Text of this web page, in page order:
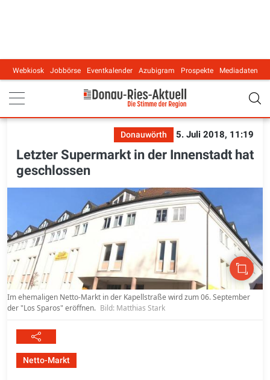
Main navigation
Webkiosk Jobbörse Eventkalender Azubigram Prospekte Mediadaten
Donauwörth 5. Juli 2018, 11:19
Letzter Supermarkt in der Innenstadt hat
geschlossen
Im ehemaligen Netto-Markt in der Kapellstraße wird zum 06. September
der "Los Sparos" eröffnen. Bild: Matthias Stark
Netto-Markt